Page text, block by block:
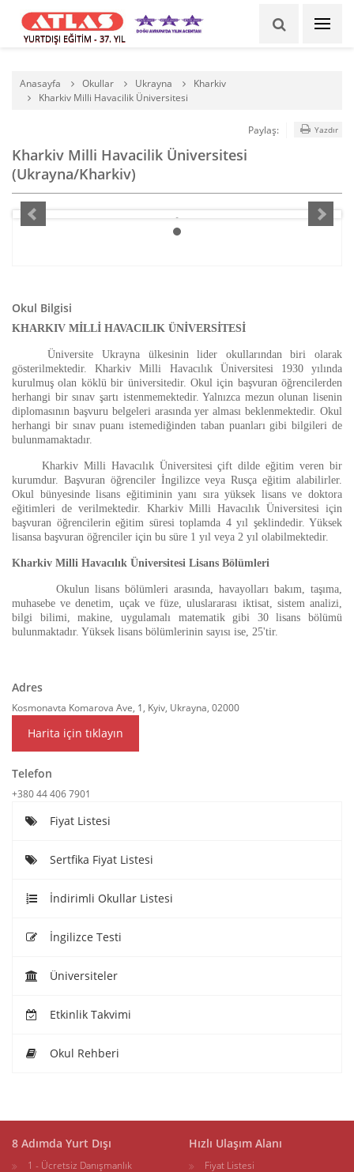
YURTDIŞI EĞİTİM - 37. YIL
Anasayfa Okullar Ukrayna
Kharkiv
Kharkiv Milli Havacilik Üniversitesi
Kharkiv Milli Havacilik Üniversitesi
(Ukrayna/Kharkiv)
Paylaş: Yazdır
Okul Bilgisi
KHARKIV MİLLİ HAVACILIK ÜNİVERSİTESİ
Üniversite Ukrayna ülkesinin lider okullarından biri olarak
gösterilmektedir. Kharkiv Milli Havacılık Üniversitesi 1930 yılında
kurulmuş olan köklü bir üniversitedir. Okul için başvuran öğrencilerden
herhangi bir sınav şartı istenmemektedir. Yalnızca mezun olunan lisenin
diplomasının başvuru belgeleri arasında yer alması beklenmektedir. Okul
herhangi bir sınav puanı istemediğinden taban puanları gibi bilgileri de
bulunmamaktadır.
Kharkiv Milli Havacılık Üniversitesi çift dilde eğitim veren bir
kurumdur. Başvuran öğrenciler İngilizce veya Rusça eğitim alabilirler.
Okul bünyesinde lisans eğitiminin yanı sıra yüksek lisans ve doktora
eğitimleri de verilmektedir. Kharkiv Milli Havacılık Üniversitesi için
başvuran öğrencilerin eğitim süresi toplamda 4 yıl şeklindedir. Yüksek
lisansa başvuran öğrenciler için bu süre 1 yıl veya 2 yıl olabilmektedir.
Kharkiv Milli Havacılık Üniversitesi Lisans Bölümleri
Okulun lisans bölümleri arasında, havayolları bakım, taşıma,
muhasebe ve denetim, uçak ve füze, uluslararası iktisat, sistem analizi,
bilgi bilimi, makine, uygulamalı matematik gibi 30 lisans bölümü
bulunmaktadır. Yüksek lisans bölümlerinin sayısı ise, 25'tir.
Adres
Kosmonavta Komarova Ave, 1, Kyiv, Ukrayna, 02000
Harita için tıklayın
Telefon
+380 44 406 7901
Fiyat Listesi
Sertfika Fiyat Listesi
İndirimli Okullar Listesi
İngilizce Testi
Üniversiteler
Etkinlik Takvimi
Okul Rehberi
8 Adımda Yurt Dışı
1 - Ücretsiz Danışmanlık
Hızlı Ulaşım Alanı
Fiyat Listesi